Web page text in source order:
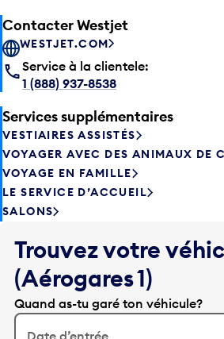
Contacter Westjet
WESTJET.COM
Service à la clientele:
1 (888) 937-8538
Services supplémentaires
VESTIAIRES ASSISTÉS
VOYAGER AVEC DES ANIMAUX DE
VOYAGE EN FAMILLE
LE SERVICE D’ACCUEIL
SALONS
Trouvez votre
(Aérogares 1)
Quand as-tu garé ton véhicule?